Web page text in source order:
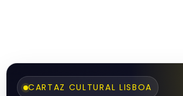
CARTAZ CULTURAL LISBOA